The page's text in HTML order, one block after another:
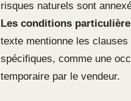
risques naturels sont
Les conditions
texte mentionne les clauses
spécifiques, comme une
temporaire par le vendeur.